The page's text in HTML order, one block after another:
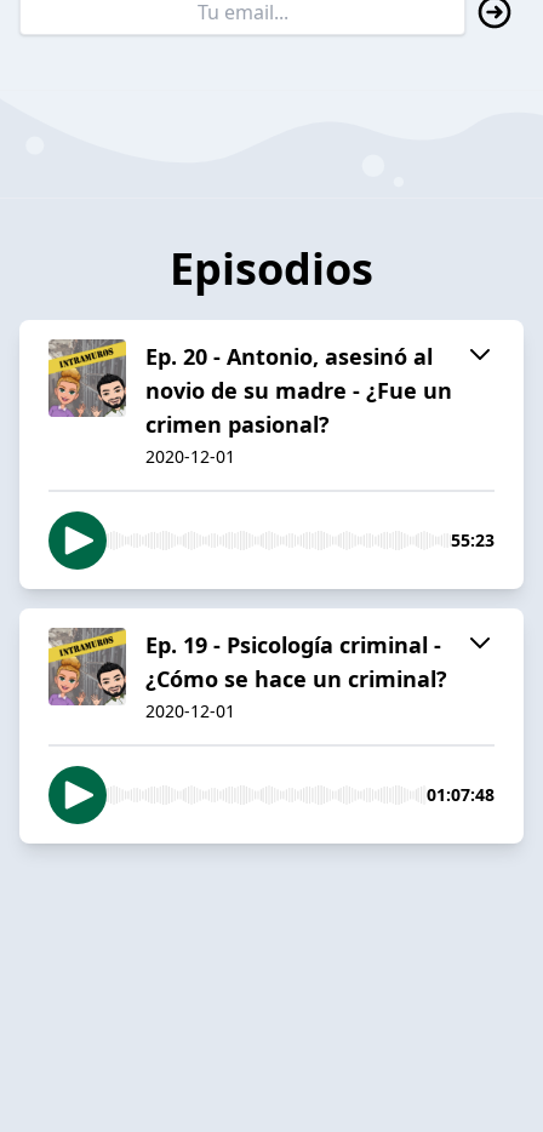
Episodios
Ep. 20 - Antonio, asesinó al
novio de su madre - ¿Fue un
crimen pasional?
2020-12-01
55:23
Ep. 19 - Psicología criminal -
¿Cómo se hace un criminal?
2020-12-01
01:07:48